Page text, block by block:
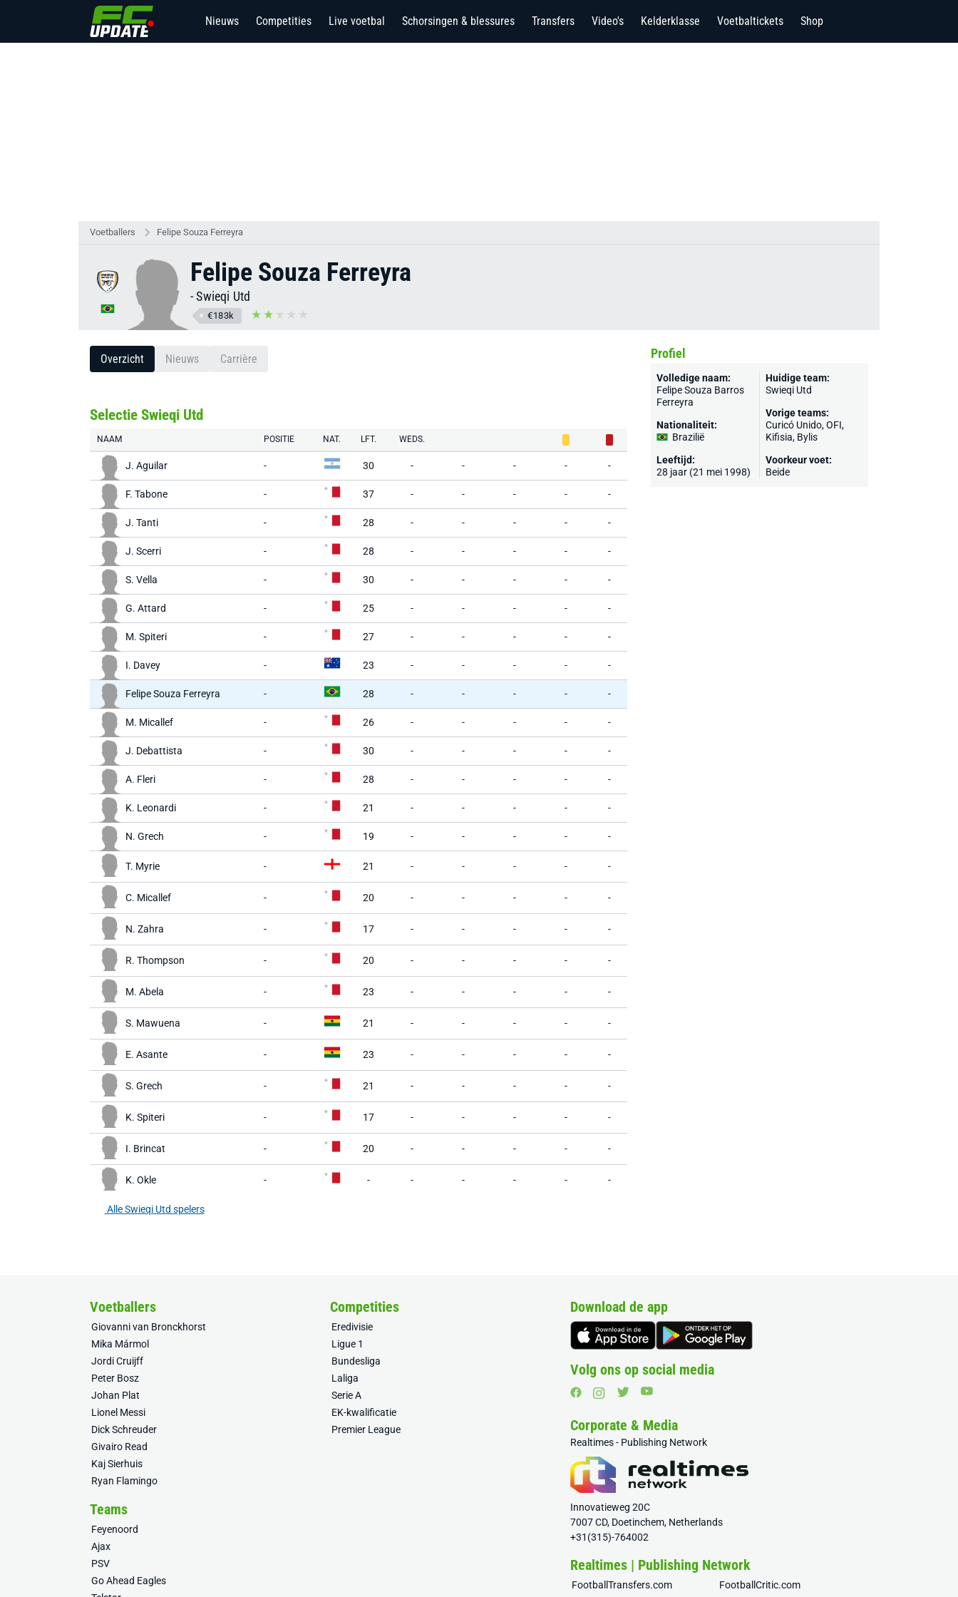
Nieuws Competities Live voetbal Schorsingen & blessures Transfers Video's Kelderklasse Voetbaltickets Shop
Voetballers Felipe Souza Ferreyra
Felipe Souza Ferreyra
-Swieqi Utd
€183k
Overzicht Nieuws Carrière
Selectie Swieqi Utd
NAAM POSITIE NAT. LFT. WEDS.
J. Aguilar - 30 - - - - -
F. Tabone - 37 - - - - -
J. Tanti - 28 - - - - -
J. Scerri - 28 - - - - -
S. Vella - 30 - - - - -
G. Attard - 25 - - - - -
M. Spiteri - 27 - - - - -
I. Davey - 23 - - - - -
Felipe Souza Ferreyra - 28 - - - - -
M. Micallef - 26 - - - - -
J. Debattista - 30 - - - - -
A. Fleri - 28 - - - - -
K. Leonardi - 21 - - - - -
N. Grech - 19 - - - - -
T. Myrie - 21 - - - - -
C. Micallef - 20 - - - - -
N. Zahra - 17 - - - - -
R. Thompson - 20 - - - - -
M. Abela - 23 - - - - -
S. Mawuena - 21 - - - - -
E. Asante - 23 - - - - -
S. Grech - 21 - - - - -
K. Spiteri - 17 - - - - -
I. Brincat - 20 - - - - -
K. Okle - - - - - - -
Alle Swieqi Utd spelers
Profiel
Volledige naam:
Felipe Souza Barros
Ferreyra
Nationaliteit:
Brazilië
Leeftijd:
28 jaar (21 mei 1998)
Huidige team:
Swieqi Utd
Vorige teams:
Curicó Unido,OFI,
Kifisia, Bylis
Voorkeur voet:
Beide
Voetballers
Giovanni van Bronckhorst
Mika Mármol
Jordi Cruijff
Peter Bosz
Johan Plat
Lionel Messi
Dick Schreuder
Givairo Read
Kaj Sierhuis
Ryan Flamingo
Competities
Eredivisie
Ligue 1
Bundesliga
Laliga
Serie A
EK-kwalificatie
Premier League
Teams
Feyenoord
Ajax
PSV
Go Ahead Eagles
Download de app
Volg ons op social media
Corporate & Media
Realtimes - Publishing Network
Innovatieweg 20C
7007 CD, Doetinchem, Netherlands
+31(315)-764002
Realtimes | Publishing Network
FootballTransfers.com
FootballCritic.com